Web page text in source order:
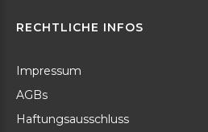
RECHTLICHE INFOS
Impressum
AGBs
Haftungsausschluss